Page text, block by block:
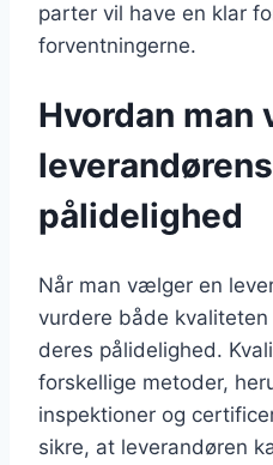
parter vil have en klar
forventningerne.
Hvordan man
pålidelighed
Når man vælger en
vurdere både
deres pålidelighed.
forskellige metoder,
inspektioner og
sikre, at leverandøren